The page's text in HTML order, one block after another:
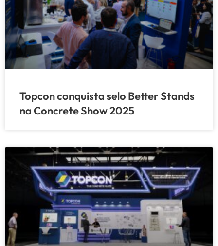
Topcon conquista selo Better Stands
na Concrete Show 2025